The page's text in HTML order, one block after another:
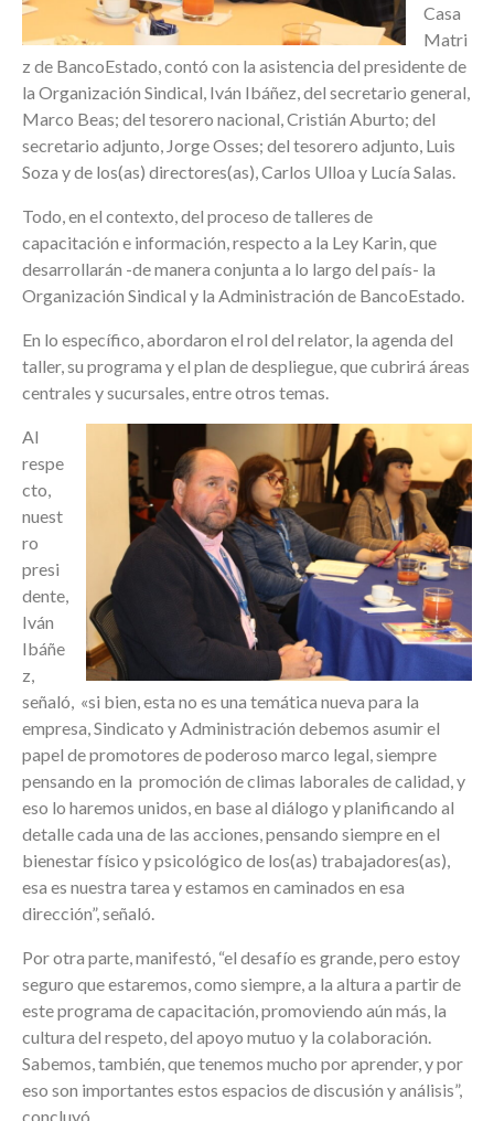
Casa
Matri
z de BancoEstado, contó con la asistencia del presidente de
la Organización Sindical, Iván Ibáñez, del secretario general,
Marco Beas; del tesorero nacional, Cristián Aburto; del
secretario adjunto, Jorge Osses; del tesorero adjunto, Luis
Soza y de los(as) directores(as), Carlos Ulloa y Lucía Salas.
Todo, en el contexto, del proceso de talleres de
capacitación e información, respecto a la Ley Karin, que
desarrollarán -de manera conjunta a lo largo del país- la
Organización Sindical y la Administración de BancoEstado.
En lo específico, abordaron el rol del relator, la agenda del
taller, su programa y el plan de despliegue, que cubrirá áreas
centrales y sucursales, entre otros temas.
Al
respe
cto,
nuest
ro
presi
dente,
Iván
Ibáñe
z,
señaló, «si bien, esta no es una temática nueva para la
empresa, Sindicato y Administración debemos asumir el
papel de promotores de poderoso marco legal, siempre
pensando en la promoción de climas laborales de calidad, y
eso lo haremos unidos, en base al diálogo y planificando al
detalle cada una de las acciones, pensando siempre en el
bienestar físico y psicológico de los(as) trabajadores(as),
esa es nuestra tarea y estamos en caminados en esa
dirección”, señaló.
Por otra parte, manifestó, “el desafío es grande, pero estoy
seguro que estaremos, como siempre, a la altura a partir de
este programa de capacitación, promoviendo aún más, la
cultura del respeto, del apoyo mutuo y la colaboración.
Sabemos, también, que tenemos mucho por aprender, y por
eso son importantes estos espacios de discusión y análisis”,
concluyó.